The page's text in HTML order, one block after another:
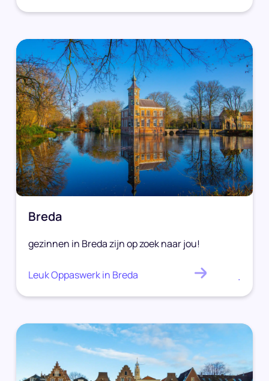
Breda
gezinnen in Breda zijn op zoek naar jou!
Leuk Oppaswerk in Breda .